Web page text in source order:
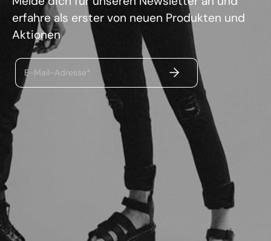
erfahre als erster von neuen Produkten und
Aktionen
E-Mail-Adresse* ABSENDEN